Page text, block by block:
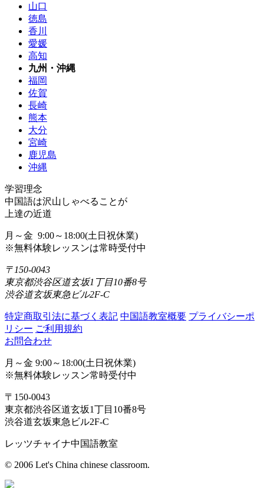
山口
徳島
香川
愛媛
高知
九州・沖縄
福岡
佐賀
長崎
熊本
大分
宮崎
鹿児島
沖縄
学習理念
中国語は沢山しゃべることが
上達の近道
月～金 9:00～18:00(土日祝休業)
※無料体験レッスンは常時受付中
〒150-0043
東京都渋谷区道玄坂1丁目10番8号
渋谷道玄坂東急ビル2F-C
特定商取引法に基づく表記 中国語教室概要 プライバシーポ
リシー ご利用規約
お問合わせ
月～金 9:00～18:00(土日祝休業)
※無料体験レッスン常時受付中
〒150-0043
東京都渋谷区道玄坂1丁目10番8号
渋谷道玄坂東急ビル2F-C
レッツチャイナ中国語教室
© 2006 Let's China chinese classroom.